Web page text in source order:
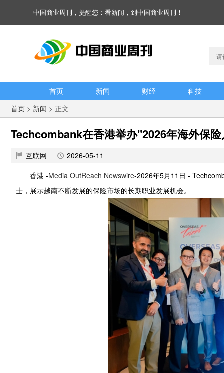
中国商业周刊，提醒您：看新闻，到中国商业周刊！
首页 新闻 财经 科技
首页 > 新闻 > 正文
Techcombank在香港举办"2026年海外保
互联网
2026-05-11
香港 -Media OutReach Newswire-2026年5月11日 -
士，展示越南不断发展的保险市场的长期职业发展机会。